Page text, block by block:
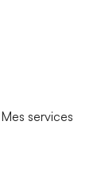
Mes services